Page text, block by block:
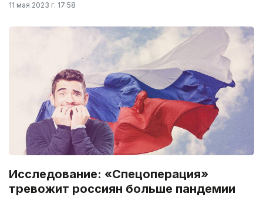
11 мая 2023 г. 17:58
Исследование: «Спецоперация»
тревожит россиян больше пандемии